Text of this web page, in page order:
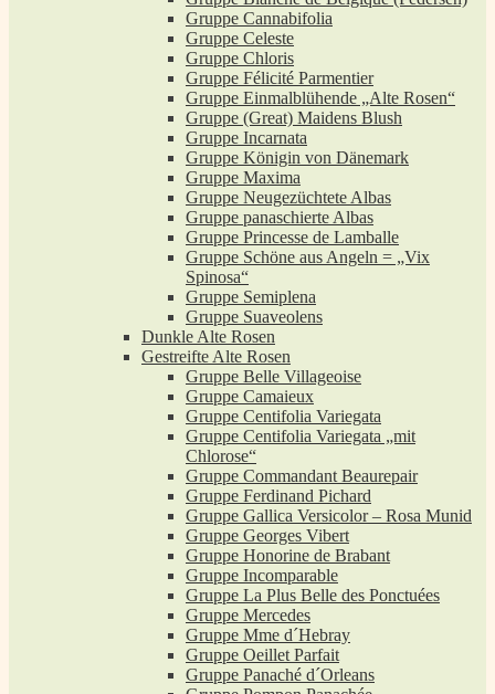
Gruppe Cannabifolia
Gruppe Celeste
Gruppe Chloris
Gruppe Félicité Parmentier
Gruppe Einmalblühende „Alte Rosen“
Gruppe (Great) Maidens Blush
Gruppe Incarnata
Gruppe Königin von Dänemark
Gruppe Maxima
Gruppe Neugezüchtete Albas
Gruppe panaschierte Albas
Gruppe Princesse de Lamballe
Gruppe Schöne aus Angeln = „Vix
Spinosa“
Gruppe Semiplena
Gruppe Suaveolens
Dunkle Alte Rosen
Gestreifte Alte Rosen
Gruppe Belle Villageoise
Gruppe Camaieux
Gruppe Centifolia Variegata
Gruppe Centifolia Variegata „mit
Chlorose“
Gruppe Commandant Beaurepair
Gruppe Ferdinand Pichard
Gruppe Gallica Versicolor – Rosa Munid
Gruppe Georges Vibert
Gruppe Honorine de Brabant
Gruppe Incomparable
Gruppe La Plus Belle des Ponctuées
Gruppe Mercedes
Gruppe Mme d´Hebray
Gruppe Oeillet Parfait
Gruppe Panaché d´Orleans